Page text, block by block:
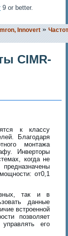
9 or better.
Innovert »
CIMR-
к классу
Благодаря
монтажа
Инверторы
когда не
от0,1
так и в
данные
встроенной
позволяет
его